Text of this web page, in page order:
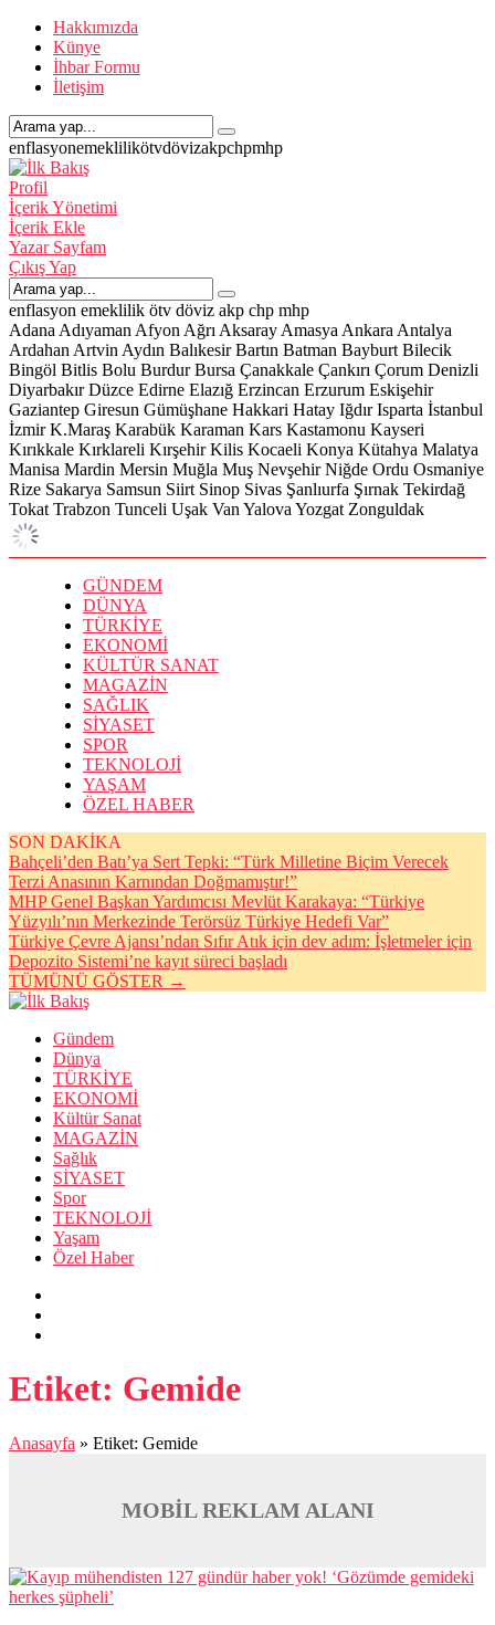
Hakkımızda
Künye
İhbar Formu
İletişim
enflasyonemeklilikötvdövizakpchpmhp
Profil
İçerik Yönetimi
İçerik Ekle
Yazar Sayfam
Çıkış Yap
enflasyon emeklilik ötv döviz akp chp mhp
Adana Adıyaman Afyon Ağrı Aksaray Amasya Ankara Antalya
Ardahan Artvin Aydın Balıkesir Bartın Batman Bayburt Bilecik
Bingöl Bitlis Bolu Burdur Bursa Çanakkale Çankırı Çorum Denizli
Diyarbakır Düzce Edirne Elazığ Erzincan Erzurum Eskişehir
Gaziantep Giresun Gümüşhane Hakkari Hatay Iğdır Isparta İstanbul
İzmir K.Maraş Karabük Karaman Kars Kastamonu Kayseri
Kırıkkale Kırklareli Kırşehir Kilis Kocaeli Konya Kütahya Malatya
Manisa Mardin Mersin Muğla Muş Nevşehir Niğde Ordu Osmaniye
Rize Sakarya Samsun Siirt Sinop Sivas Şanlıurfa Şırnak Tekirdağ
Tokat Trabzon Tunceli Uşak Van Yalova Yozgat Zonguldak
GÜNDEM
DÜNYA
TÜRKİYE
EKONOMİ
KÜLTÜR SANAT
MAGAZİN
SAĞLIK
SİYASET
SPOR
TEKNOLOJİ
YAŞAM
ÖZEL HABER
SON DAKİKA
Bahçeli’den Batı’ya Sert Tepki: “Türk Milletine Biçim Verecek
Terzi Anasının Karnından Doğmamıştır!”
MHP Genel Başkan Yardımcısı Mevlüt Karakaya: “Türkiye
Yüzyılı’nın Merkezinde Terörsüz Türkiye Hedefi Var”
Türkiye Çevre Ajansı’ndan Sıfır Atık için dev adım: İşletmeler için
Depozito Sistemi’ne kayıt süreci başladı
TÜMÜNÜ GÖSTER →
Gündem
Dünya
TÜRKİYE
EKONOMİ
Kültür Sanat
MAGAZİN
Sağlık
SİYASET
Spor
TEKNOLOJİ
Yaşam
Özel Haber
Etiket: Gemide
Anasayfa » Etiket: Gemide
MOBİL REKLAM ALANI